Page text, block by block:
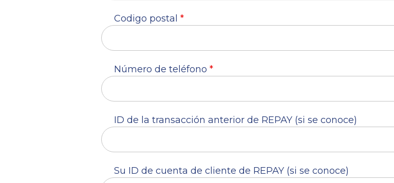
Codigo postal *
Número de teléfono *
ID de la transacción anterior de REPAY (si se conoce)
Su ID de cuenta de cliente de REPAY (si se conoce)